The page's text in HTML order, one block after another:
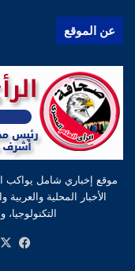
عن الموقع
موقع إخباري شامل يواكب
الأخبار المحلية والعربية